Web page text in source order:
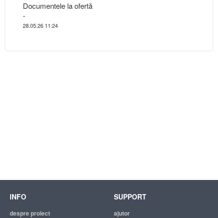
Documentele la ofertă
-
28.05.26 11:24
INFO
despre proiect
SUPPORT
ajutor